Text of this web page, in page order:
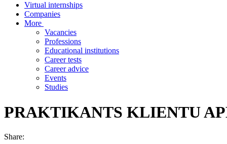
Virtual internships
Companies
More
Vacancies
Professions
Educational institutions
Career tests
Career advice
Events
Studies
PRAKTIKANTS KLIENTU
Share: